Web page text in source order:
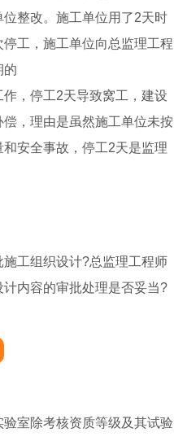
整改。施工单位用了2天时
工，施工单位向总监理工程
的
，停工2天导致窝工，建设
，理由是虽然施工单位未按
安全事故，停工2天是监理
工组织设计?总监理工程师
内容的审批处理是否妥当?
室除考核资质等级及其试验